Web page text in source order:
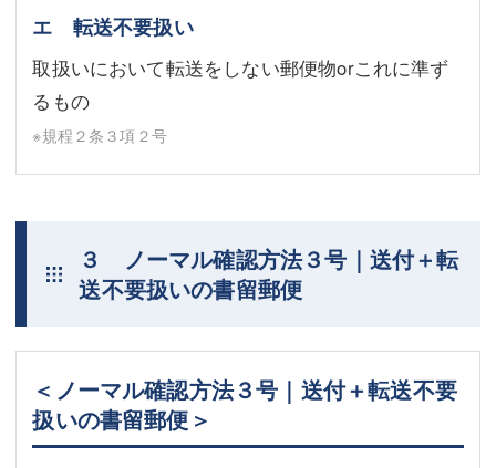
エ 転送不要扱い
取扱いにおいて転送をしない郵便物orこれに準ず
るもの
※規程２条３項２号
３ ノーマル確認方法３号｜送付＋転
送不要扱いの書留郵便
＜ノーマル確認方法３号｜送付＋転送不要
扱いの書留郵便＞